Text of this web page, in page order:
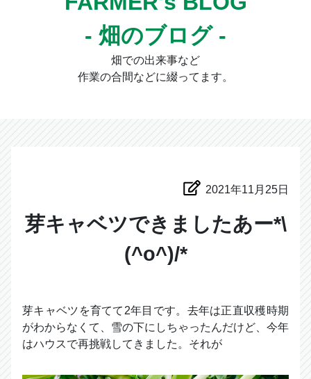
- 畑のブログ -
畑での出来事など
作業の合間などに綴ってます。
2021年11月25日
芽キャベツできましたあー*\
(^o^)/*
芽キャベツを育てて2年目です。去年は正直収穫時期
がわからなくて、雪の下にしちゃったんだけど、今年
はハウスで再挑戦してきました。それが